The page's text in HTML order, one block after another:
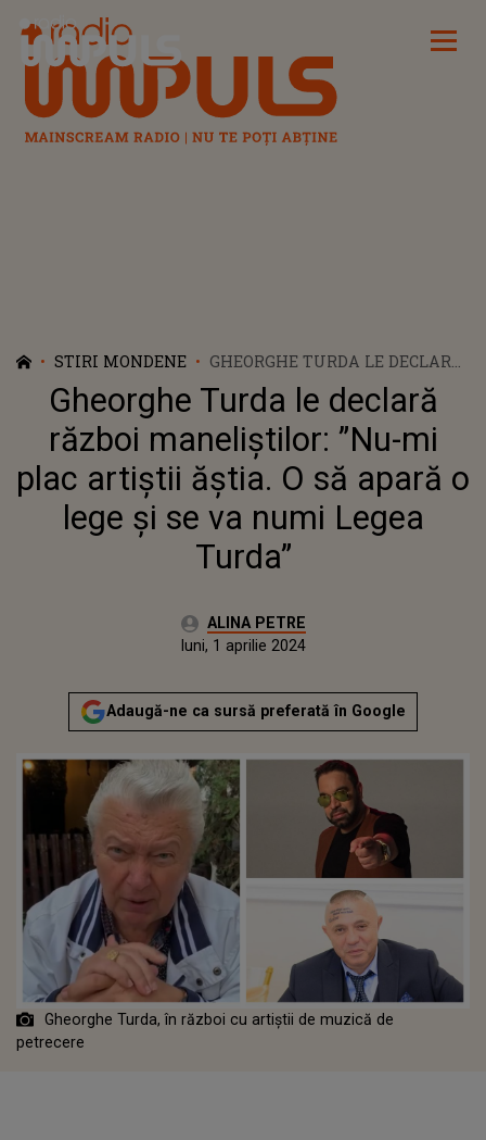
Radio Impuls
STIRI MONDENE
GHEORGHE TURDA LE DECLARĂ
RĂZBOI MANELIȘTILOR: ”NU-MI
PLAC ARTIȘTII ĂȘTIA. O SĂ
APARĂ O LEGE ȘI SE VA NUMI
LEGEA TURDA”
Gheorghe Turda le declară
război maneliștilor: ”Nu-mi
plac artiștii ăștia. O să apară o
lege și se va numi Legea
Turda”
Autor:ALINA PETRE
Actualizat:
luni, 1 aprilie 2024
Adaugă-ne ca sursă preferată în Google
Gheorghe Turda, în război cu artiștii de muzică de
petrecere